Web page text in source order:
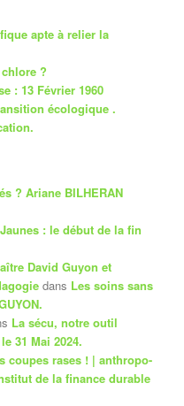
apte à relier la
?
: 13 Février 1960
écologique .
? Ariane BILHERAN
: le début de la fin
David Guyon et
dans Les soins sans
La sécu, notre outil
31 Mai 2024.
coupes rases ! | anthropo-
de la finance durable